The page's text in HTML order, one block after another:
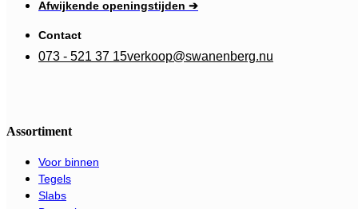
Afwijkende openingstijden ➔
Contact
073 - 521 37 15verkoop@swanenberg.nu
Assortiment
Voor binnen
Tegels
Slabs